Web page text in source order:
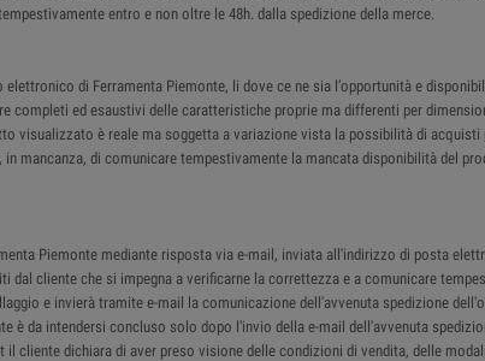
entro e non oltre le 48h. dalla spedizione della merce.
di Ferramenta Piemonte, li dove ce ne sia l’opportunità e
completi ed esaustivi delle caratteristiche proprie ma differenti per
visualizzato è reale ma soggetta a variazione vista la possibilità di
mancanza, di comunicare tempestivamente la mancata disponibilità del
Piemonte mediante risposta via e-mail, inviata all'indirizzo di posta
cliente che si impegna a verificarne la correttezza e a comunicare
e invierà tramite e-mail la comunicazione dell'avvenuta spedizione
è da intendersi concluso solo dopo l'invio della e-mail dell'avvenuta
cliente dichiara di aver preso visione delle condizioni di vendita, delle